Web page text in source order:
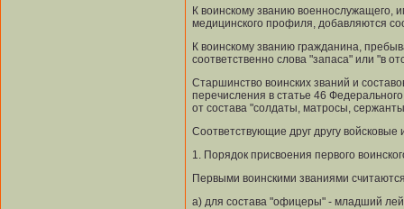
К воинскому званию военнослужащего,
медицинского профиля, добавляются
К воинскому званию гражданина,
соответственно слова "запаса" или "в
Старшинство воинских званий и
перечисления в статье 46
от состава "солдаты, матросы,
Соответствующие друг другу
1. Порядок присвоения первого
Первыми воинскими званиями
а) для состава "офицеры" - младший